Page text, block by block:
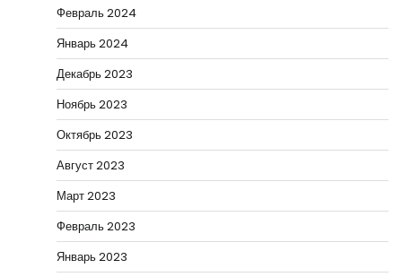
Февраль 2024
Январь 2024
Декабрь 2023
Ноябрь 2023
Октябрь 2023
Август 2023
Март 2023
Февраль 2023
Январь 2023